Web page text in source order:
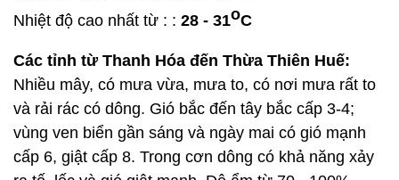
Nhiệt độ cao nhất từ : : 28 - 31oC
Các tỉnh từ Thanh Hóa đến Thừa Thiên Huế:
Nhiều mây, có mưa vừa, mưa to, có nơi mưa rất to
và rải rác có dông. Gió bắc đến tây bắc cấp 3-4;
vùng ven biển gần sáng và ngày mai có gió mạnh
cấp 6, giật cấp 8. Trong cơn dông có khả năng xảy